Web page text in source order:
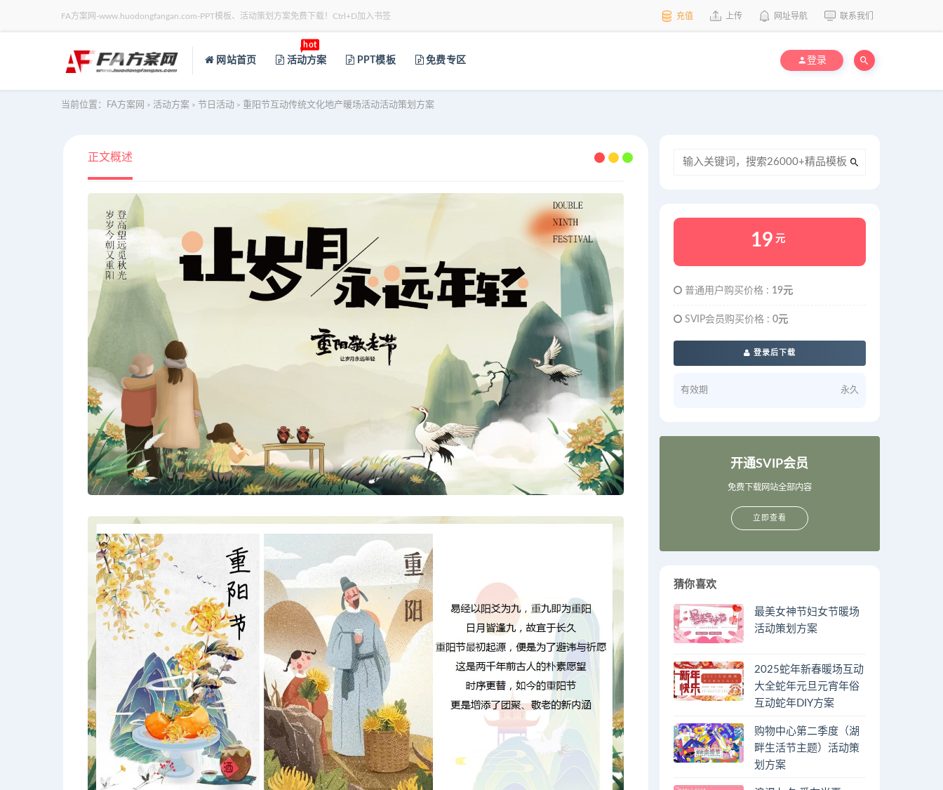
FA方案网-www.huodongfangan.com-PPT模板、活动策划方案免费下载！Ctrl+D加入书签 充值 上传 网址导航 联系我们
网站首页 活动方案
hot
PPT模板 免费专区 登录
当前位置： FA方案网 > 活动方案 > 节日活动 > 重阳节互动传统文化地产暖场活动活动策划方案
正文概述
19 元
普通用户购买价格 : 19元
SVIP会员购买价格 : 0元
登录后下载
有效期 永久
开通SVIP会员
免费下载网站全部内容
立即查看
猜你喜欢
最美女神节妇女节暖场
活动策划方案
2025蛇年新春暖场互动
大全蛇年元旦元宵年俗
互动蛇年DIY方案
购物中心第二季度（湖
畔生活节主题）活动策
划方案